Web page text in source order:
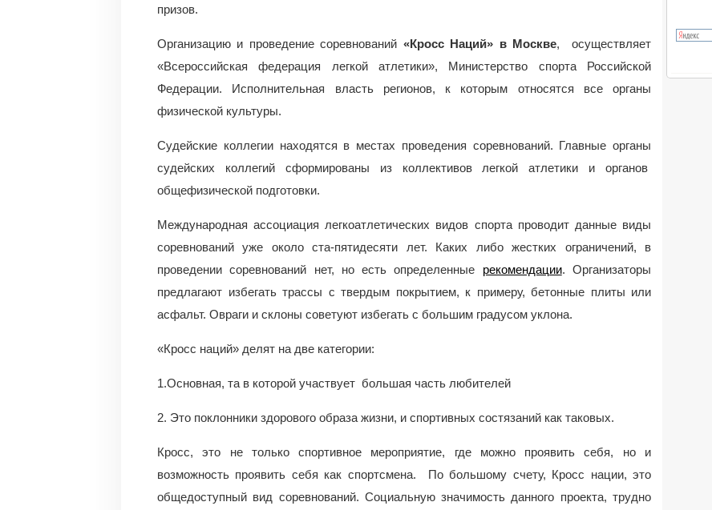
призов.
Организацию и проведение соревнований «Кросс Наций» в Москве, осуществляет
«Всероссийская федерация легкой атлетики», Министерство спорта Российской
Федерации. Исполнительная власть регионов, к которым относятся все органы
физической культуры.
Судейские коллегии находятся в местах проведения соревнований. Главные органы
судейских коллегий сформированы из коллективов легкой атлетики и органов
общефизической подготовки.
Международная ассоциация легкоатлетических видов спорта проводит данные виды
соревнований уже около ста-пятидесяти лет. Каких либо жестких ограничений, в
проведении соревнований нет, но есть определенные рекомендации. Организаторы
предлагают избегать трассы с твердым покрытием, к примеру, бетонные плиты или
асфальт. Овраги и склоны советуют избегать с большим градусом уклона.
«Кросс наций» делят на две категории:
1.Основная, та в которой участвует большая часть любителей
2. Это поклонники здорового образа жизни, и спортивных состязаний как таковых.
Кросс, это не только спортивное мероприятие, где можно проявить себя, но и
возможность проявить себя как спортсмена. По большому счету, Кросс нации, это
общедоступный вид соревнований. Социальную значимость данного проекта, трудно